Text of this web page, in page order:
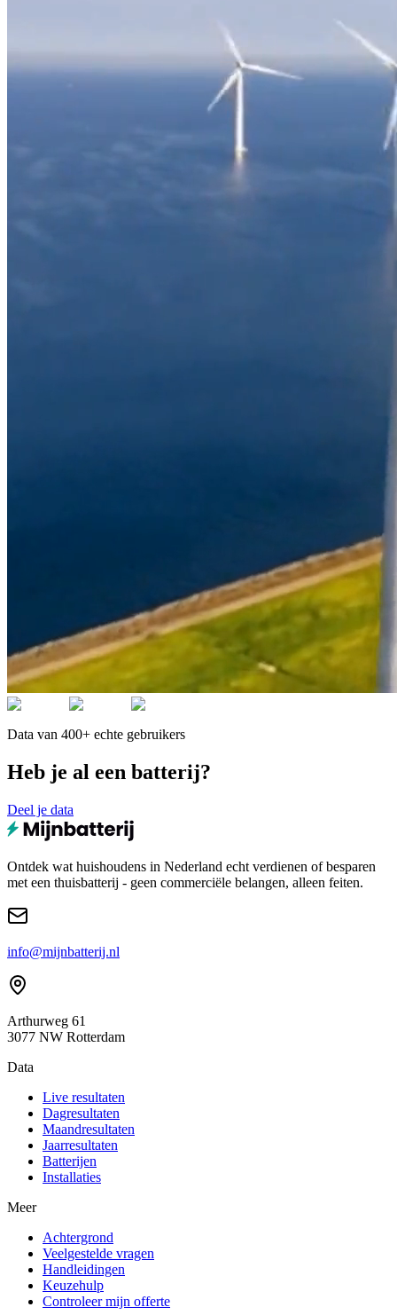
Data van 400+ echte gebruikers
Heb je al een batterij?
Deel je data
Ontdek wat huishoudens in Nederland echt verdienen of besparen
met een thuisbatterij - geen commerciële belangen, alleen feiten.
info@mijnbatterij.nl
Arthurweg 61
3077 NW Rotterdam
Data
Live resultaten
Dagresultaten
Maandresultaten
Jaarresultaten
Batterijen
Installaties
Meer
Achtergrond
Veelgestelde vragen
Handleidingen
Keuzehulp
Controleer mijn offerte